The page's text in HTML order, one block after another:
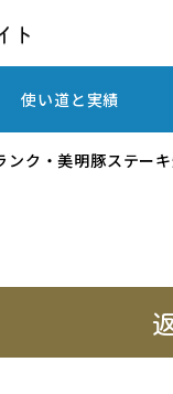
使い道と実績
ク・美明豚ステー